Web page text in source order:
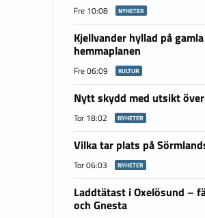
Fre 10:08 NYHETER
Kjellvander hyllad på gamla
hemmaplanen
Fre 06:09 KULTUR
Nytt skydd med utsikt
Tor 18:02 NYHETER
Vilka tar plats på
Tor 06:03 NYHETER
Laddtätast i Oxelösund –
och Gnesta